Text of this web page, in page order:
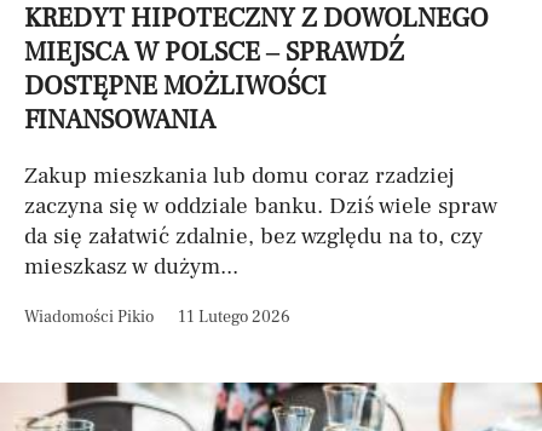
KREDYT HIPOTECZNY Z DOWOLNEGO
MIEJSCA W POLSCE – SPRAWDŹ
DOSTĘPNE MOŻLIWOŚCI
FINANSOWANIA
Zakup mieszkania lub domu coraz rzadziej
zaczyna się w oddziale banku. Dziś wiele spraw
da się załatwić zdalnie, bez względu na to, czy
mieszkasz w dużym...
Wiadomości Pikio 11 Lutego 2026